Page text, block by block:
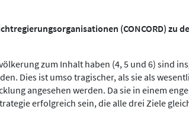
(CONCORD) zu
zum Inhalt haben (4, 5 und 6) sind
Dies ist umso tragischer, als sie als
angesehen werden. Da sie in einem
erfolgreich sein, die alle drei Ziele